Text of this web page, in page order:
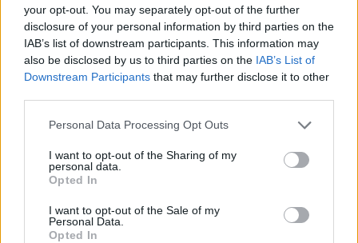
your opt-out. You may separately opt-out of the further
disclosure of your personal information by third parties on the
IAB’s list of downstream participants. This information may
also be disclosed by us to third parties on the IAB’s List of
Downstream Participants that may further disclose it to other
Please note that this website/app uses one or more Google
not limited to your visit or usage behaviour. You may click to
grant or deny consent to Google and its third-party tags to
use your data for below specified purposes in below Google
consent section.
Personal Data Processing Opt Outs
I want to opt-out of the Sharing of my
personal data.
Opted In
I want to opt-out of the Sale of my
Personal Data.
Opted In
Premier League: «Διπλό» τίτλου της Μάντσεστερ
Σίτι κόντρα στην Τσέλσι - Βυθίζεται η Τότεναμ
Η Μάντσεστερ Σίτι ανεβάζει την πίεση της στην Άρσεναλ μετά
την νίκη στο Στάμφορντ Μπριτζ - Έχασε και από την